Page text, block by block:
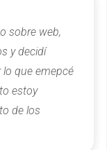
sobre web,
y decidí
que emepcé
estoy
de los